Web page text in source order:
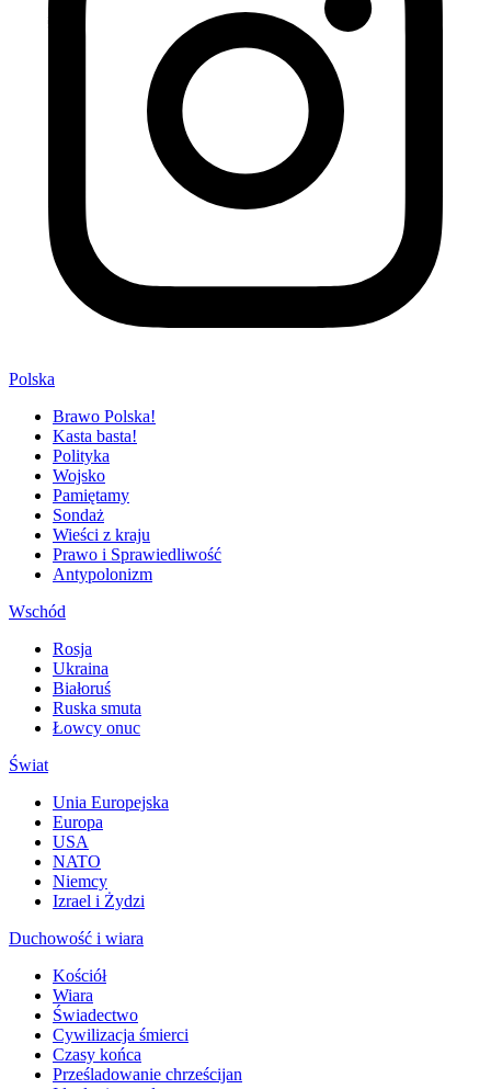
Polska
Brawo Polska!
Kasta basta!
Polityka
Wojsko
Pamiętamy
Sondaż
Wieści z kraju
Prawo i Sprawiedliwość
Antypolonizm
Wschód
Rosja
Ukraina
Białoruś
Ruska smuta
Łowcy onuc
Świat
Unia Europejska
Europa
USA
NATO
Niemcy
Izrael i Żydzi
Duchowość i wiara
Kościół
Wiara
Świadectwo
Cywilizacja śmierci
Czasy końca
Prześladowanie chrześcijan